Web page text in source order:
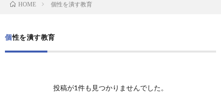
HOME 個性を潰す教育
個性を潰す教育
投稿が1件も見つかりませんでした。